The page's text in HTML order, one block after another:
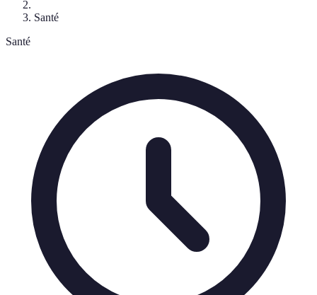
Santé
Santé